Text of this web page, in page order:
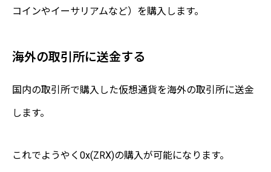
コインやイーサリアムなど）を購入します。
海外の取引所に送金する
国内の取引所で購入した仮想通貨を海外の取引所に送金
します。
これでようやく0x(ZRX)の購入が可能になります。